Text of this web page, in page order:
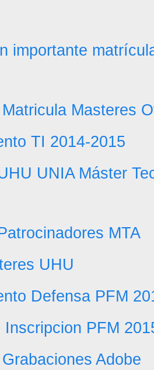
importante
Masteres
TI 2014-2015
UNIA Máster
MTA
UHU
Defensa PFM
Inscripcion PFM
Adobe